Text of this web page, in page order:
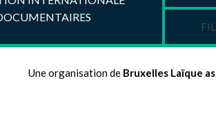
l’affirmation
d’autre part une
L’époque
exactement
Une organisation de Bruxelles Laïque